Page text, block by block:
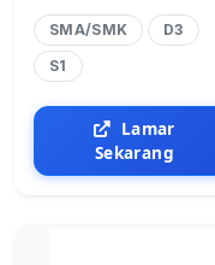
SMA/SMK
D3
S1
Lamar
Sekarang